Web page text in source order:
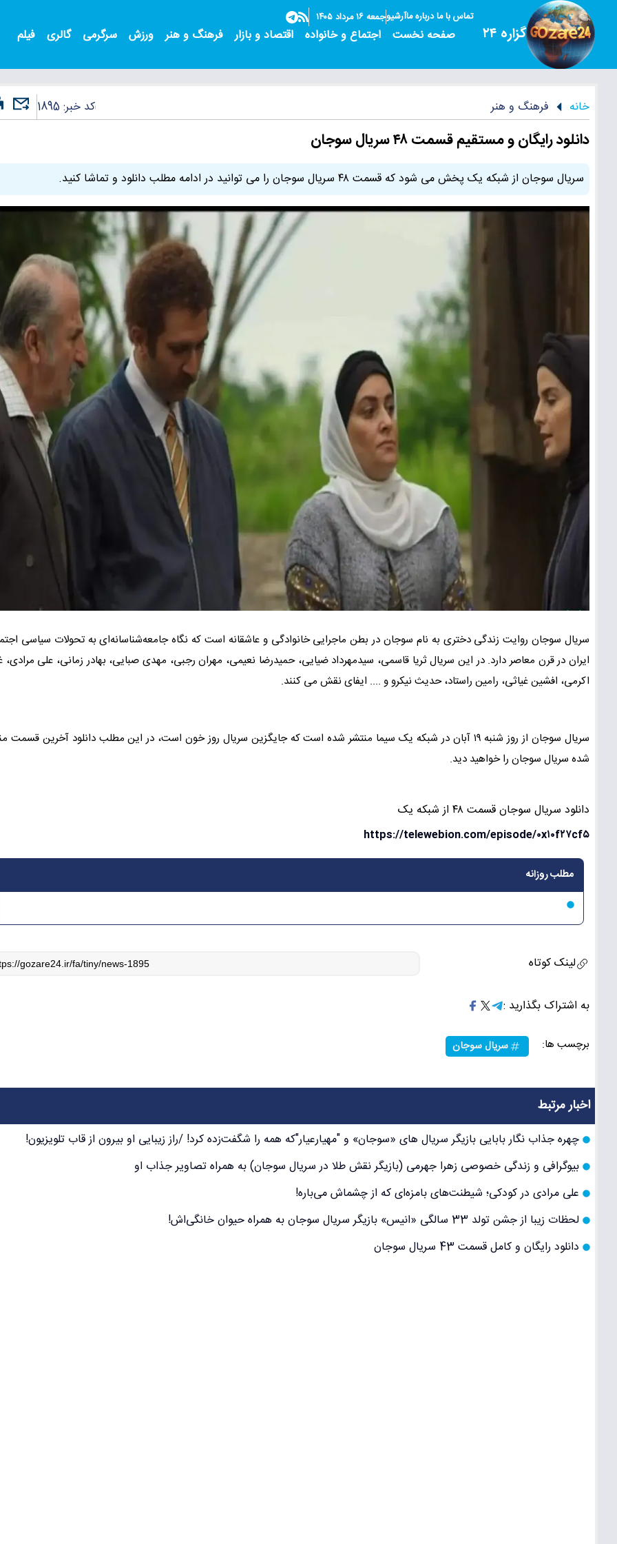
گزاره ۲۴
تماس با مادرباره ماآرشیوجمعه ۱۶ مرداد ۱۴۰۵
صفحه نخست اجتماع و خانواده اقتصاد و بازار فرهنگ و هنر ورزش سرگرمی گالری فیلم
خانه فرهنگ و هنر کد خبر:1895
دانلود رایگان و مستقیم قسمت ۴۸ سریال سوجان
سریال سوجان از شبکه یک پخش می شود که قسمت ۴۸ سریال سوجان را می توانید در ادامه مطلب دانلود و تماشا کنید.
سریال سوجان روایت زندگی دختری به نام سوجان در بطن ماجرایی خانوادگی و عاشقانه است که نگاه جامعه‌شناسانه‌ای به تحولات سیاسی
ایران در قرن معاصر دارد. در این سریال ثریا قاسمی، سیدمهرداد ضیایی، حمیدرضا نعیمی، مهران رجبی، مهدی صبایی، بهادر زمانی، علی مرادی،
اکرمی، افشین غیاثی، رامین راستاد، حدیث نیکرو و .... ایفای نقش می کنند.
سریال سوجان از روز شنبه ۱۹ آبان در شبکه یک سیما منتشر شده است که جایگزین سریال روز خون است، در این مطلب دانلود آخرین قسمت
شده سریال سوجان را خواهید دید.
دانلود سریال سوجان قسمت ۴۸ از شبکه یک
https://telewebion.com/episode/۰x۱۰f۲۷cf۵
مطلب روزانه
لینک کوتاه
به اشتراک بگذارید :
برچسب ها: سریال سوجان
اخبار مرتبط
چهره جذاب نگار بابایی بازیگر سریال های «سوجان» و "مهیارعیار"که همه را شگفت‌زده کرد! /راز زیبایی او بیرون از قاب تلویزیون!
بیوگرافی و زندگی خصوصی زهرا جهرمی (بازیگر نقش طلا در سریال سوجان) به همراه تصاویر جذاب او
علی مرادی در کودکی؛ شیطنت‌های بامزه‌ای که از چشماش می‌باره!
لحظات زیبا از جشن تولد 33 سالگی «انیس» بازیگر سریال سوجان به همراه حیوان خانگی‌اش!
دانلود رایگان و کامل قسمت 43 سریال سوجان